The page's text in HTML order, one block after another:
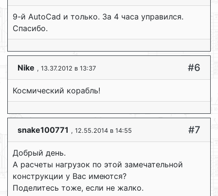
9-й AutoCad и только. За 4 часа управился.
Спасибо.
Nike , 13.37.2012 в 13:37 #6
Космический корабль!
snake100771 , 12.55.2014 в 14:55 #7
Добрый день.
А расчеты нагрузок по этой замечательной
конструкции у Вас имеются?
Поделитесь тоже, если не жалко.